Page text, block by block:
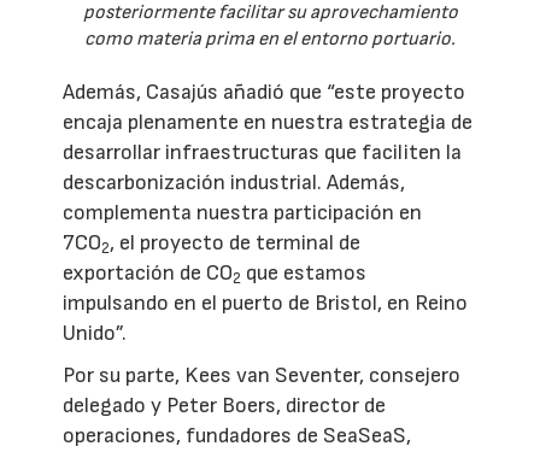
posteriormente facilitar su aprovechamiento
como materia prima en el entorno portuario.
Además, Casajús añadió que “este proyecto
encaja plenamente en nuestra estrategia de
desarrollar infraestructuras que faciliten la
descarbonización industrial. Además,
complementa nuestra participación en
7CO2, el proyecto de terminal de
exportación de CO2 que estamos
impulsando en el puerto de Bristol, en Reino
Unido”.
Por su parte, Kees van Seventer, consejero
delegado y Peter Boers, director de
operaciones, fundadores de SeaSeaS,